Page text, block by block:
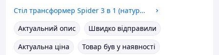
Стіл трансформер Spider 3 в 1 (натуральний) бук
Актуальний опис
Швидко відправили
Актуальна ціна
Товар був у наявності